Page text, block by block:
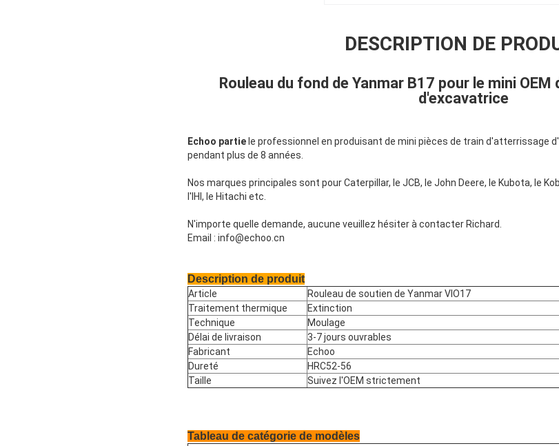
DESCRIPTION DE
Rouleau du fond de Yanmar B17 pour le mini
d'excavatrice
Echoo partie le professionnel en produisant de mini pièces de train d'atterrissage
pendant plus de 8 années.
Nos marques principales sont pour Caterpillar, le JCB, le John Deere, le Kubota, le
l'IHI, le Hitachi etc.
N'importe quelle demande, aucune veuillez hésiter à contacter Richard.
Email : info@echoo.cn
Description de produit
Article
Rouleau de soutien de Yanmar VIO17
Traitement thermique
Extinction
Technique
Moulage
Délai de livraison
3-7 jours ouvrables
Fabricant
Echoo
Dureté
HRC52-56
Taille
Suivez l'OEM strictement
Tableau de catégorie de modèles